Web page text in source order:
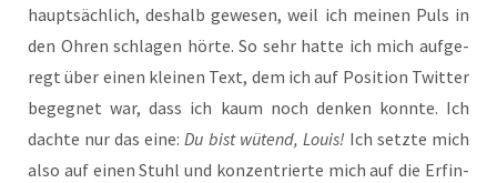
haupt­säch­lich, des­halb gewe­sen, weil ich mei­nen Puls in
den Ohren schla­gen hör­te. So sehr hat­te ich mich auf­ge­
regt über einen klei­nen Text, dem ich auf Posi­ti­on Twit­ter
begeg­net war, dass ich kaum noch den­ken konn­te. Ich
dach­te nur das eine:Du bist wütend, Lou­is! Ich setz­te mich
also auf einen Stuhl und kon­zen­trier­te mich auf die Erfin­